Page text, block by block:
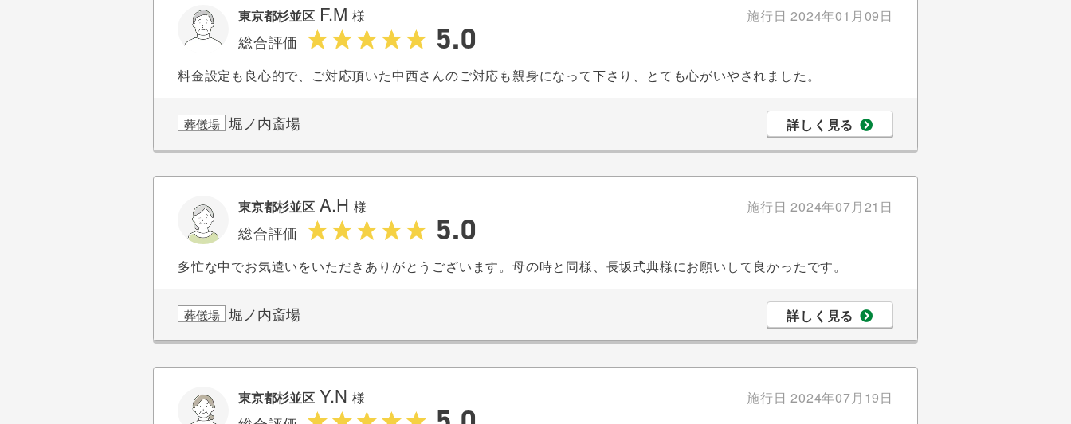
東京都杉並区 F.M 様
総合評価 5.0
施行日 2024年01月09日
料金設定も良心的で、ご対応頂いた中西さんのご対応も親身になって下さり、とても心がいやされました。
葬儀場 堀ノ内斎場 詳しく見る
東京都杉並区 A.H 様
総合評価 5.0
施行日 2024年07月21日
多忙な中でお気遣いをいただきありがとうございます。母の時と同様、長坂式典様にお願いして良かったです。
葬儀場 堀ノ内斎場 詳しく見る
東京都杉並区 Y.N 様 施行日 2024年07月19日